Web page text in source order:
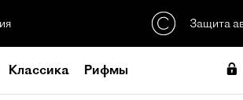
Защита
Классика Рифмы